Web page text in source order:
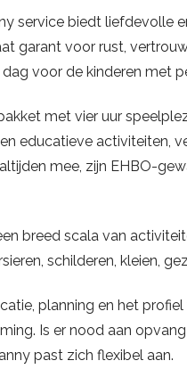
service biedt liefdevolle
garant voor rust,
voor de kinderen met
met vier uur
educatieve activiteiten,
mee, zijn EHBO-
breed scala van
schilderen, kleien,
planning en het
Is er nood aan
past zich flexibel aan.